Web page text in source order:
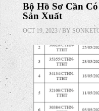
Bộ Hồ Sơ Cần
Sản Xuất
OCT 19, 2023 / BY